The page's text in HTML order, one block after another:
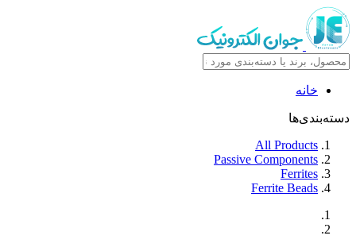
خانه
دسته‌بندی‌ها
All Products
Passive Components
Ferrites
Ferrite Beads